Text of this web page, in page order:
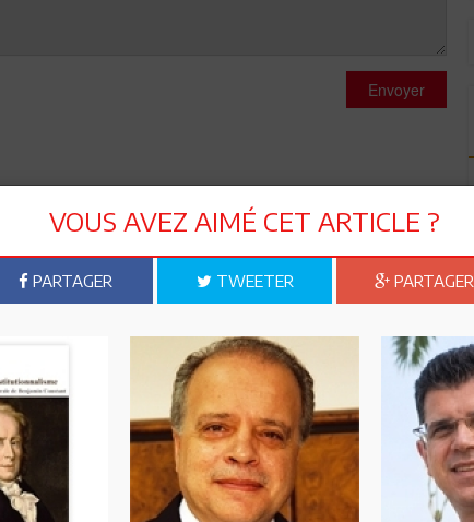
Envoyer
majoritairement chrétien, le travail s'arrète le samedi et le
et le samedi, cela me parait évident.
avant d'agir,ce n'est pas le moment de prendre de
a besoin d'une réforme au niveau du service rendu au
dans le service ,le bon rendement ,la discipline chez
top on pensera aux horaires mais maintenant avec le
à en profiter de ce système,vous regretterez un jour
par le syndicat et vous ne pouvez pkus faire retour
VOUS AVEZ AIMÉ CET ARTICLE ?
PARTAGER TWEETER PARTAGER